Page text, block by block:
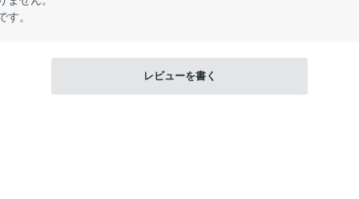
す。
レビューを書く